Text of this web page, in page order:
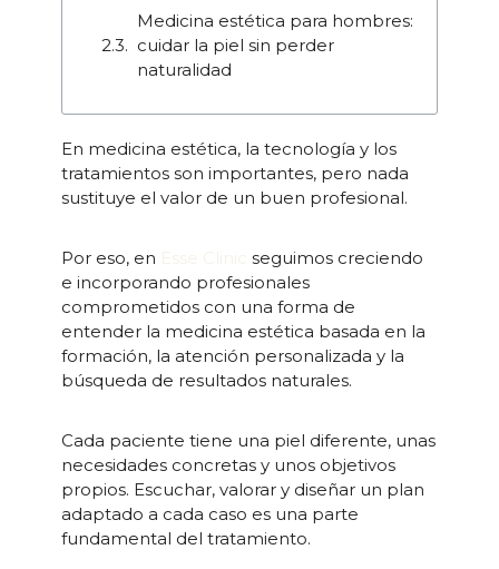
Medicina estética para hombres:
cuidar la piel sin perder
naturalidad
En medicina estética, la tecnología y los
tratamientos son importantes, pero nada
sustituye el valor de un buen profesional.
Por eso, en
seguimos creciendo
e incorporando profesionales
comprometidos con una forma de
entender la medicina estética basada en la
formación, la atención personalizada y la
búsqueda de resultados naturales.
Cada paciente tiene una piel diferente, unas
necesidades concretas y unos objetivos
propios. Escuchar, valorar y diseñar un plan
adaptado a cada caso es una parte
fundamental del tratamiento.